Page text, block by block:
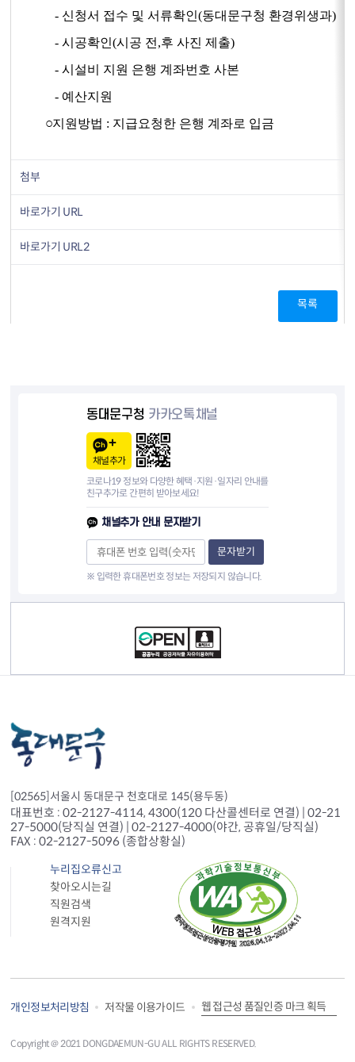
- 신청서 접수 및 서류확인(동대문구청 환경위생과)
- 시공확인(시공 전,후 사진 제출)
- 시설비 지원 은행 계좌번호 사본
- 예산지원
○지원방법 : 지급요청한 은행 계좌로 입금
첨부
바로가기 URL
바로가기 URL2
목록
동대문구청 카카오톡채널
채널추가
코로나19 정보와 다양한 혜택·지원·일자리 안내를
친구추가로 간편히 받아보세요!
채널추가 안내 문자받기
문자받기
※ 입력한 휴대폰번호 정보는 저장되지 않습니다.
[02565]서울시 동대문구 천호대로 145(용두동)
대표번호 : 02-2127-4114, 4300(120 다산콜센터로 연결) | 02-21
27-5000(당직실 연결) | 02-2127-4000(야간, 공휴일/당직실)
FAX : 02-2127-5096 (종합상황실)
누리집오류신고
찾아오시는길
직원검색
원격지원
개인정보처리방침 저작물 이용가이드 웹 접근성 품질인증 마크 획득
Copyright＠ 2021 DONGDAEMUN-GU ALL RIGHTS RESERVED.